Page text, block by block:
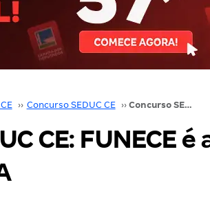
›› Concurso SEDUC CE ›› Concurso SEDUC CE: FUNECE é a banca do certame! VEJA
CE: FUNECE é